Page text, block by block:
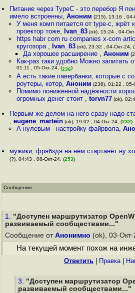
Питание через TypeC - это перебор Я
имело встроенны,Аноним (215), 13:16 , 04-
У меня комп питается от type-c, жрёт
проектор тоже, Ivan_83(ok), 15:24 , 04-
https habr com ru companies x-com
кругозора , Ivan_83(ok), 23:32 , 04-Окт-24, (
Да хорошее расширение , Аноним
Как-раз таки удобно Можно запитать
01:11 , 05-Окт-24, (236)
А есть такие павербанки, которые с
роутеры, котор, Аноним (236), 01:22 , 05-
Помимо пониженной надёжности
огромных денег стоит , torvn77(ok),
Первым же делом на него сразу надо
,eugene_martein (ok), 19:02 , 04-Окт-24, (232)
А нулевым - настройку файрвола,
мужики, фрябздя на нём стартанёт ну
(?), 04:43 , 08-Окт-24, (253)
Сообщения
1. "Доступен маршрутизатор
развиваемый сообществами..."
Сообщение от Анонимно (ok), 03-
На текущей момент похож на
Ответить Правка|
3. "Доступен маршрутизатор
развиваемый сообществами..."